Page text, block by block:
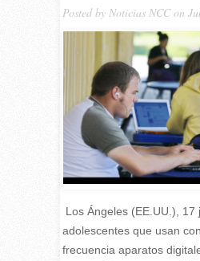
Posted by Noticias NCCon
Los Ángeles (EE.UU.), 17
adolescentes que usan
frecuencia aparatos